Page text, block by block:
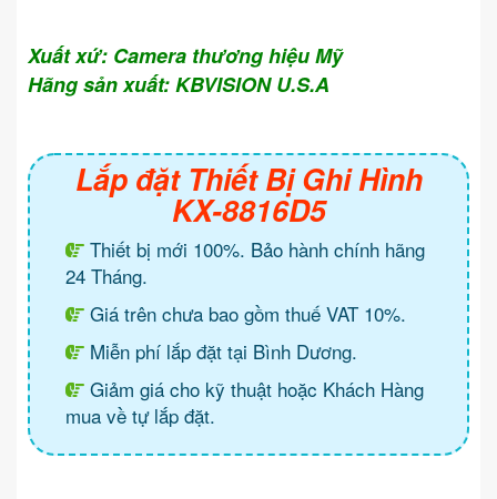
Xuất xứ: Camera thương hiệu Mỹ
Hãng sản xuất: KBVISION U.S.A
Lắp đặt Thiết Bị Ghi Hình
KX-8816D5
Thiết bị mới 100%. Bảo hành chính hãng
24 Tháng.
Giá trên chưa bao gồm thuế VAT 10%.
Miễn phí lắp đặt tại Bình Dương.
Giảm giá cho kỹ thuật hoặc Khách Hàng
mua về tự lắp đặt.